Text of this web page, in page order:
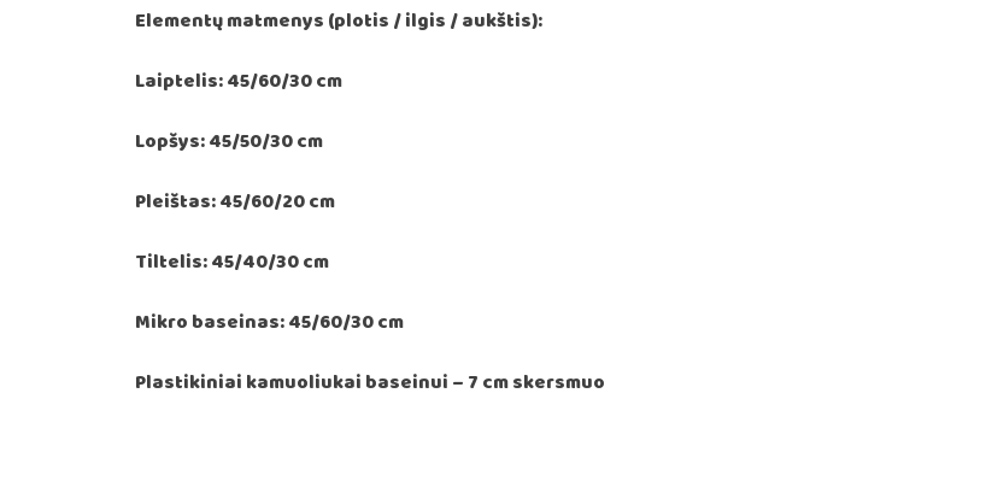
Elementų matmenys (plotis / ilgis / aukštis):
Laiptelis: 45/60/30 cm
Lopšys: 45/50/30 cm
Pleištas: 45/60/20 cm
Tiltelis: 45/40/30 cm
Mikro baseinas: 45/60/30 cm
Plastikiniai kamuoliukai baseinui – 7 cm skersmuo